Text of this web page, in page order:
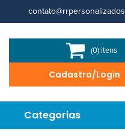
(0) itens
Cadastro/Login
Categorias